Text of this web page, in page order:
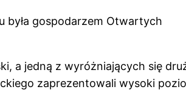
była gospodarzem Otwartych
a jedną z wyróżniających się
zaprezentowali wysoki